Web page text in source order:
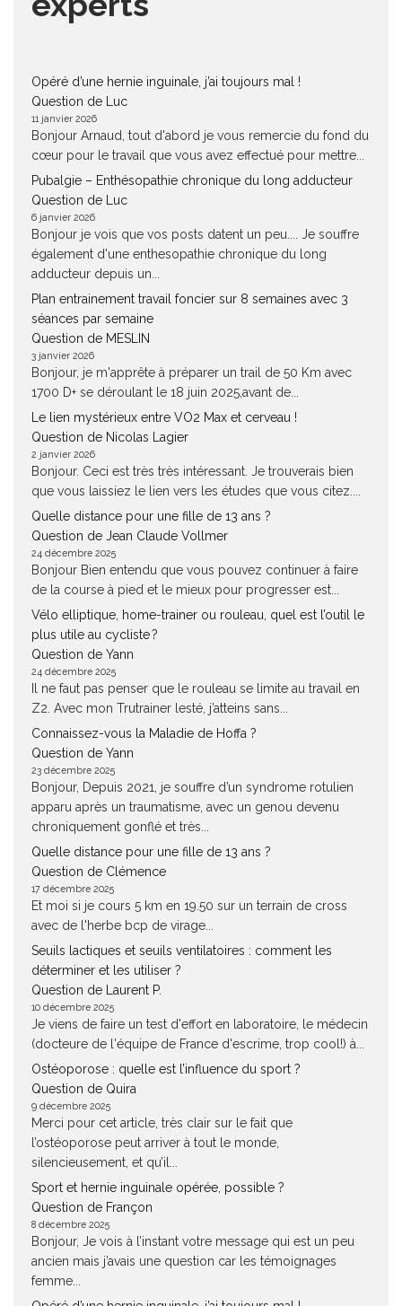
Opéré d’une hernie inguinale, j’ai toujours mal !
Question de Luc
11 janvier 2026
Bonjour Arnaud, tout d'abord je vous remercie du fond du
cœur pour le travail que vous avez effectué pour mettre...
Pubalgie – Enthésopathie chronique du long adducteur
Question de Luc
6 janvier 2026
Bonjour je vois que vos posts datent un peu.... Je souffre
également d'une enthesopathie chronique du long
adducteur depuis un...
Plan entrainement travail foncier sur 8 semaines avec 3
séances par semaine
Question de MESLIN
3 janvier 2026
Bonjour, je m'apprête à préparer un trail de 50 Km avec
1700 D+ se déroulant le 18 juin 2025,avant de...
Le lien mystérieux entre VO2 Max et cerveau !
Question de Nicolas Lagier
2 janvier 2026
Bonjour. Ceci est très très intéressant. Je trouverais bien
que vous laissiez le lien vers les études que vous citez....
Quelle distance pour une fille de 13 ans ?
Question de Jean Claude Vollmer
24 décembre 2025
Bonjour Bien entendu que vous pouvez continuer à faire
de la course à pied et le mieux pour progresser est...
Vélo elliptique, home-trainer ou rouleau, quel est l’outil le
plus utile au cycliste ?
Question de Yann
24 décembre 2025
Il ne faut pas penser que le rouleau se limite au travail en
Z2. Avec mon Trutrainer lesté, j’atteins sans...
Connaissez-vous la Maladie de Hoffa ?
Question de Yann
23 décembre 2025
Bonjour, Depuis 2021, je souffre d’un syndrome rotulien
apparu après un traumatisme, avec un genou devenu
chroniquement gonflé et très...
Quelle distance pour une fille de 13 ans ?
Question de Clémence
17 décembre 2025
Et moi si je cours 5 km en 19.50 sur un terrain de cross
avec de l'herbe bcp de virage...
Seuils lactiques et seuils ventilatoires : comment les
déterminer et les utiliser ?
Question de Laurent P.
10 décembre 2025
Je viens de faire un test d'effort en laboratoire, le médecin
(docteure de l'équipe de France d'escrime, trop cool!) à...
Ostéoporose : quelle est l’influence du sport ?
Question de Quira
9 décembre 2025
Merci pour cet article, très clair sur le fait que
l’ostéoporose peut arriver à tout le monde,
silencieusement, et qu’il...
Sport et hernie inguinale opérée, possible ?
Question de Françon
8 décembre 2025
Bonjour, Je vois à l’instant votre message qui est un peu
ancien mais j’avais une question car les témoignages
femme...